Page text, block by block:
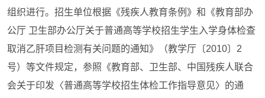
组织进行。招生单位根据《残疾人教育条例》和《教育部办
公厅 卫生部办公厅关于普通高等学校招生学生入学身体检查
取消乙肝项目检测有关问题的通知》（教学厅〔2010〕2
号）等文件规定，参照《教育部、卫生部、中国残疾人联合
会关于印发〈普通高等学校招生体检工作指导意见〉的通